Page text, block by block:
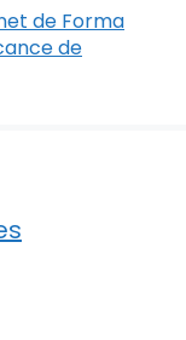
de Forma
de